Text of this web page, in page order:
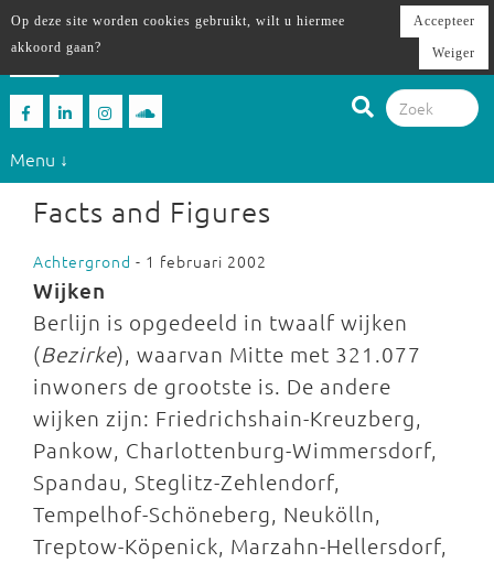
Menu ↓
Facts and Figures
Achtergrond - 1 februari 2002
Wijken
Berlijn is opgedeeld in twaalf wijken
(Bezirke), waarvan Mitte met 321.077
inwoners de grootste is. De andere
wijken zijn: Friedrichshain-Kreuzberg,
Pankow, Charlottenburg-Wimmersdorf,
Spandau, Steglitz-Zehlendorf,
Tempelhof-Schöneberg, Neukölln,
Treptow-Köpenick, Marzahn-Hellersdorf,
Op deze site worden cookies gebruikt, wilt u hiermee
akkoord gaan?
Accepteer
Weiger